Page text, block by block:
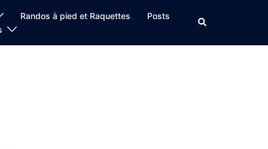
Randos à pied et Raquettes
Posts
Rechercher